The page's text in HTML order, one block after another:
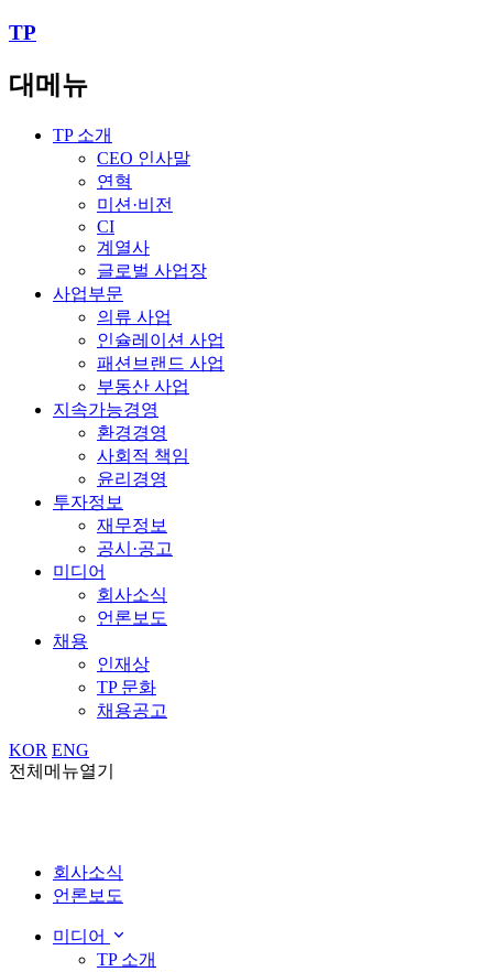
TP
대메뉴
TP 소개
CEO 인사말
연혁
미션·비전
CI
계열사
글로벌 사업장
사업부문
의류 사업
인슐레이션 사업
패션브랜드 사업
부동산 사업
지속가능경영
환경경영
사회적 책임
윤리경영
투자정보
재무정보
공시·공고
미디어
회사소식
언론보도
채용
인재상
TP 문화
채용공고
KOR ENG
전체메뉴열기
회사소식
언론보도
미디어
TP 소개